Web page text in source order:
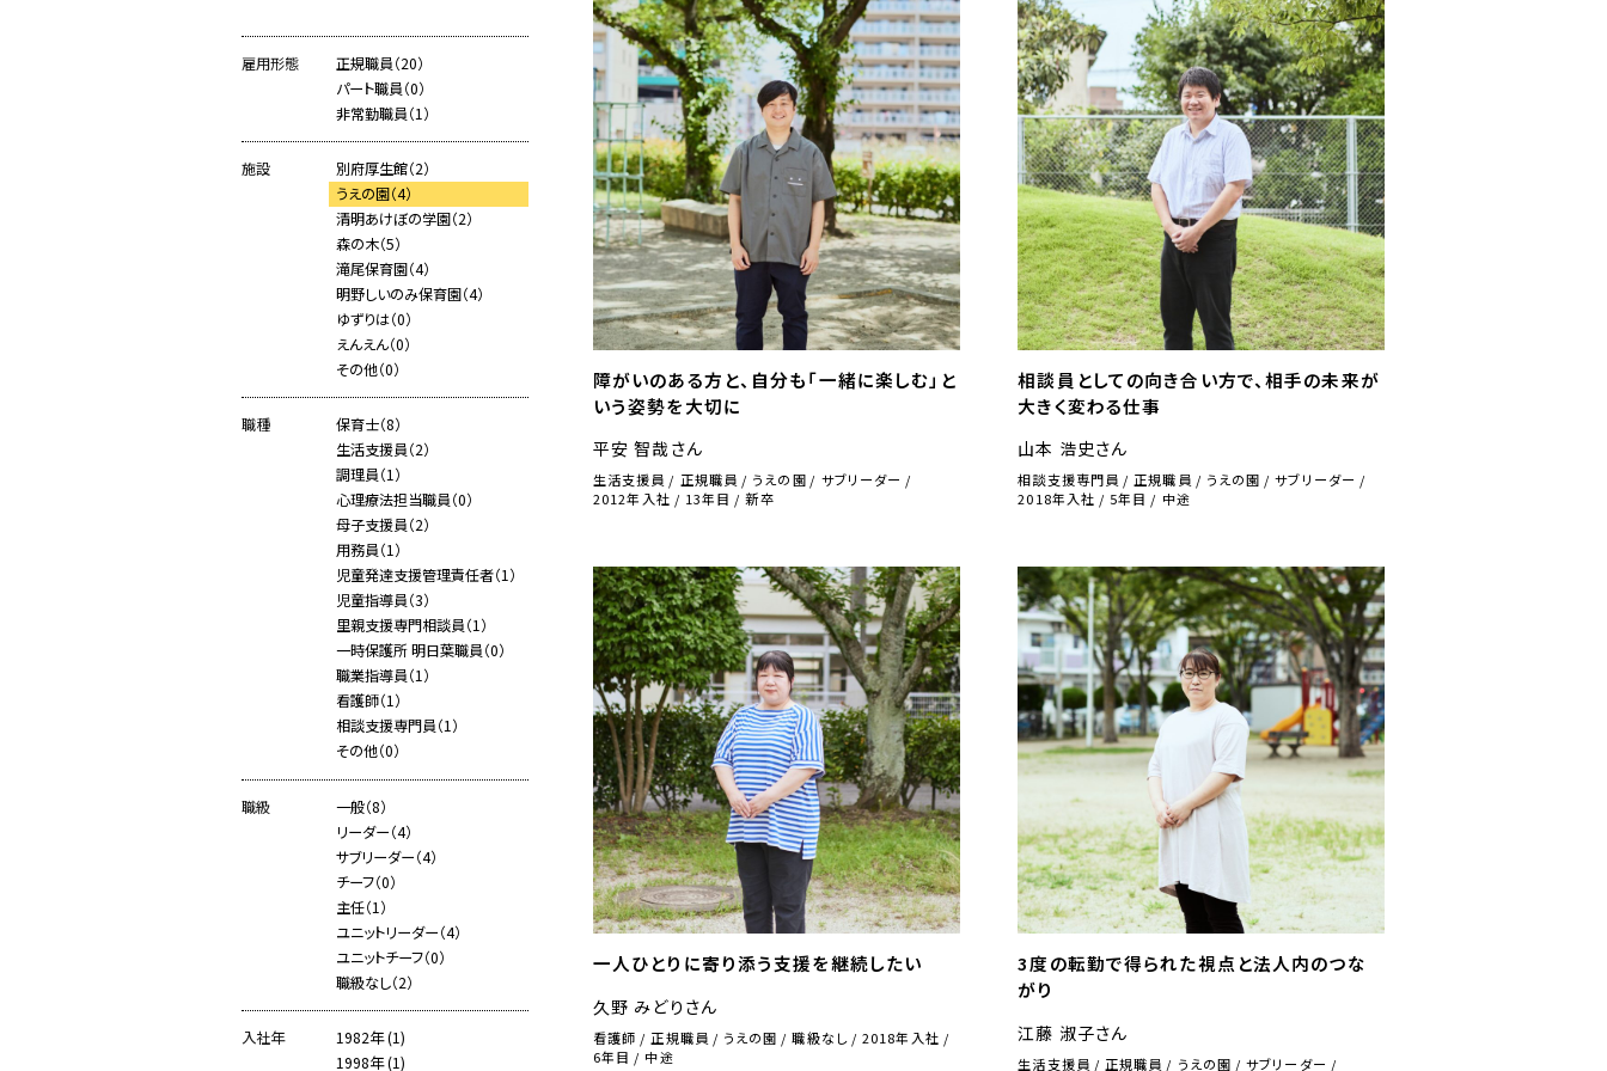
障がいのある方と、自分も「一緒に楽しむ」と
いう姿勢を大切に
平安 智哉さん
生活支援員 正規職員 うえの園
サブリーダー
2012年入社
13年目 新卒
相談員としての向き合い方で、相手の未来が
大きく変わる仕事
山本 浩史さん
相談支援専門員 正規職員 うえの園
サブリーダー
2018年入社
5年目 中途
一人ひとりに寄り添う支援を継続したい
久野 みどりさん
看護師 正規職員 うえの園 職級なし
2018年入社
6年目 中途
3度の転勤で得られた視点と法人内のつな
がり
江藤 淑子さん
生活支援員 正規職員 うえの園 サブリーダー
雇用形態
正規職員（20）
パート職員（0）
非常勤職員（1）
施設
別府厚生館（2）
うえの園（4）
清明あけぼの学園（2）
森の木（5）
滝尾保育園（4）
明野しいのみ保育園（4）
ゆずりは（0）
えんえん（0）
その他（0）
職種
保育士（8）
生活支援員（2）
調理員（1）
心理療法担当職員（0）
母子支援員（2）
用務員（1）
児童発達支援管理責任者（1）
児童指導員（3）
里親支援専門相談員（1）
一時保護所 明日葉職員（0）
職業指導員（1）
看護師（1）
相談支援専門員（1）
その他（0）
職級
一般（8）
リーダー（4）
サブリーダー（4）
チーフ（0）
主任（1）
ユニットリーダー（4）
ユニットチーフ（0）
職級なし（2）
入社年
1982年 (1)
1998年 (1)